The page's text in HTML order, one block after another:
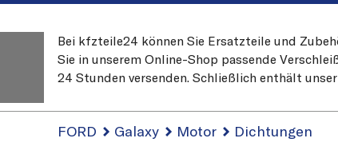
Bei kfzteile24 können Sie Ersatzteile und
Sie in unserem Online-Shop passende
24 Stunden versenden. Schließlich enthält unser
FORD Galaxy Motor Dichtungen